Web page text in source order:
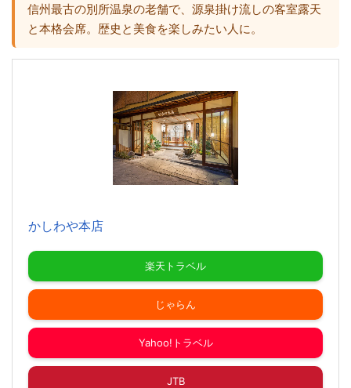
信州最古の別所温泉の老舗で、源泉掛け流しの客室露天
と本格会席。歴史と美食を楽しみたい人に。
かしわや本店
楽天トラベル
じゃらん
Yahoo!トラベル
JTB